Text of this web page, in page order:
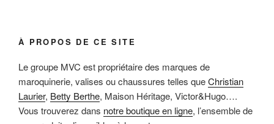
À PROPOS DE CE SITE
Le groupe MVC est propriétaire des marques de
maroquinerie, valises ou chaussures telles queChristian
Laurier, Betty Berthe, Maison Héritage, Victor&Hugo….
Vous trouverez dans notre boutique en ligne, l’ensemble de